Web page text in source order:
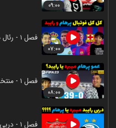
۰۹:۰۰
۰۷:۰۰
فصل ۱ - رئال مادرید و بارسلونا
۰۸:۰۰
فصل ۱ - منتخب جهان و رئال مادرید
فصل ۱ - دربی رو رایبد میبره یا پرهام